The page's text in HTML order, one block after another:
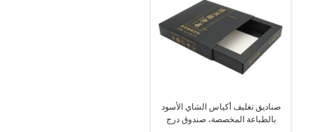
صناديق تغليف أكياس الشاي الأسود
بالطباعة المخصصة، صندوق درج